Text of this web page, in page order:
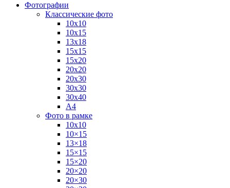
Фотографии
Классические фото
10х10
10х15
13х18
15х15
15х20
20х20
20х30
30х30
30х40
А4
Фото в рамке
10х10
10×15
13×18
15×15
15×20
20×20
20×30